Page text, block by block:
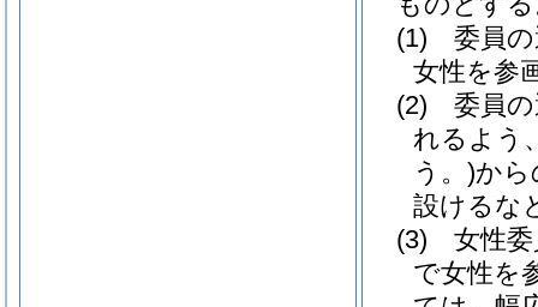
(1)
委員
女性を参
(2)
委員
れるよう
う。)から
設けるな
(3)
女性
で女性を